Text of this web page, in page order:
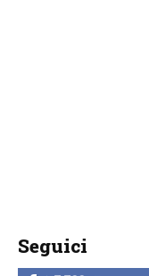
Seguici